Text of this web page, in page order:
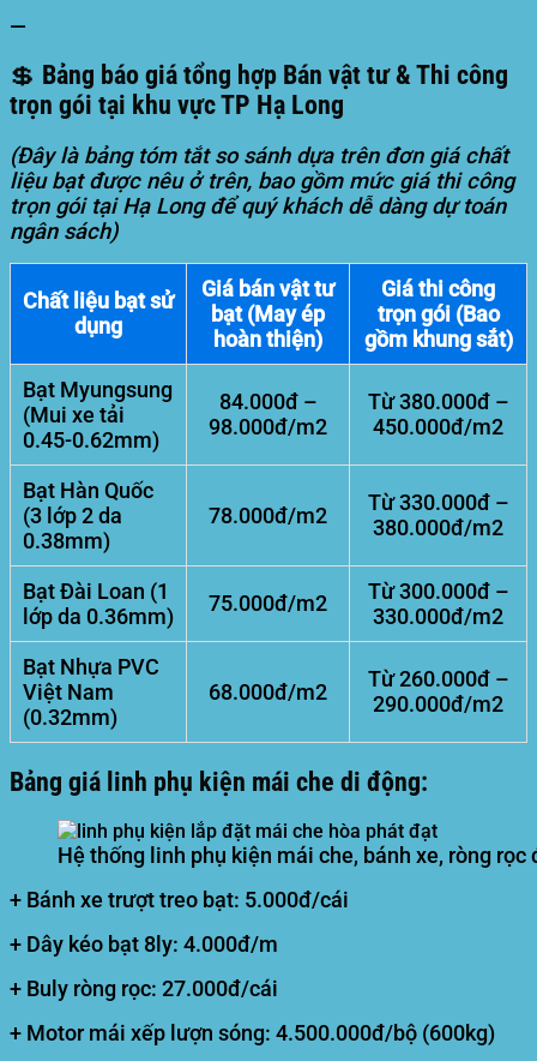
—
💲 Bảng báo giá tổng hợp Bán vật tư & Thi công
trọn gói tại khu vực TP Hạ Long
(Đây là bảng tóm tắt so sánh dựa trên đơn giá chất
liệu bạt được nêu ở trên, bao gồm mức giá thi công
trọn gói tại Hạ Long để quý khách dễ dàng dự toán
ngân sách)
Chất liệu bạt sử
dụng
Giá bán vật tư
bạt (May ép
hoàn thiện)
Giá thi công
trọn gói (Bao
gồm khung sắt)
Bạt Myungsung
(Mui xe tải
0.45-0.62mm)
84.000đ –
98.000đ/m2
Từ 380.000đ –
450.000đ/m2
Bạt Hàn Quốc
(3 lớp 2 da
0.38mm)
78.000đ/m2
Từ 330.000đ –
380.000đ/m2
Bạt Đài Loan (1
lớp da 0.36mm)
75.000đ/m2
Từ 300.000đ –
330.000đ/m2
Bạt Nhựa PVC
Việt Nam
(0.32mm)
68.000đ/m2
Từ 260.000đ –
290.000đ/m2
Bảng giá linh phụ kiện mái che di động:
Hệ thống linh phụ kiện mái che, bánh xe, ròng
+ Bánh xe trượt treo bạt: 5.000đ/cái
+ Dây kéo bạt 8ly: 4.000đ/m
+ Buly ròng rọc: 27.000đ/cái
+ Motor mái xếp lượn sóng: 4.500.000đ/bộ (600kg)